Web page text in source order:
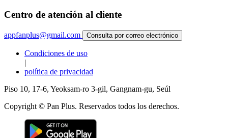
Centro de atención al cliente
appfanplus@gmail.com Consulta por correo electrónico
Condiciones de uso
|
política de privacidad
Piso 10, 17-6, Yeoksam-ro 3-gil, Gangnam-gu, Seúl
Copyright © Pan Plus. Reservados todos los derechos.